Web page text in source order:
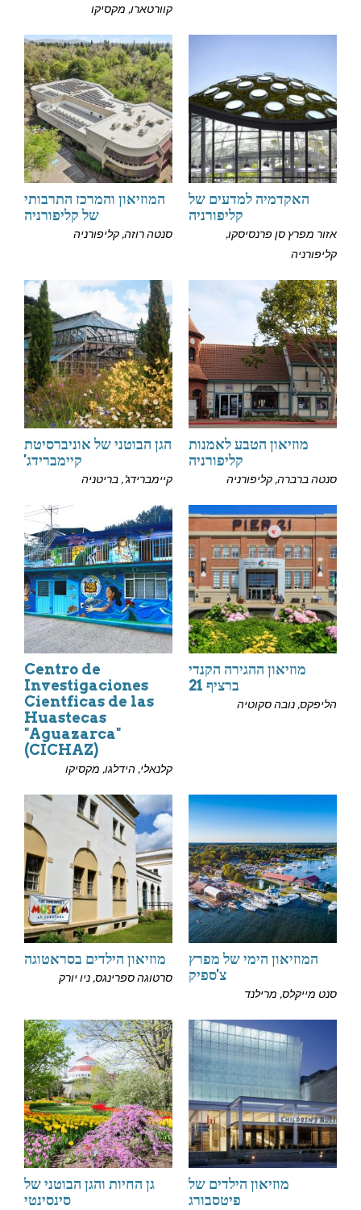
קוורטארו, מקסיקו
האקדמיה למדעים של
קליפורניה
אזור מפרץ סן פרנסיסקו,
קליפורניה
המוזיאון והמרכז התרבותי
של קליפורניה
סנטה רוזה, קליפורניה
מוזיאון הטבע לאמנות
קליפורניה
סנטה ברברה, קליפורניה
הגן הבוטני של אוניברסיטת
קיימברידג'
קיימברידג', בריטניה
מוזיאון ההגירה הקנדי
ברציף 21
הליפקס, נובה סקוטיה
Centro de
Investigaciones
Cientficas de las
Huastecas
"Aguazarca"
(CICHAZ)
קלנאלי, הידלגו, מקסיקו
המוזיאון הימי של מפרץ
צ'ספיק
סנט מייקלס, מרילנד
מוזיאון הילדים בסראטוגה
סרטוגה ספרינגס, ניו יורק
מוזיאון הילדים של
פיטסבורג
גן החיות והגן הבוטני של
סינסינטי